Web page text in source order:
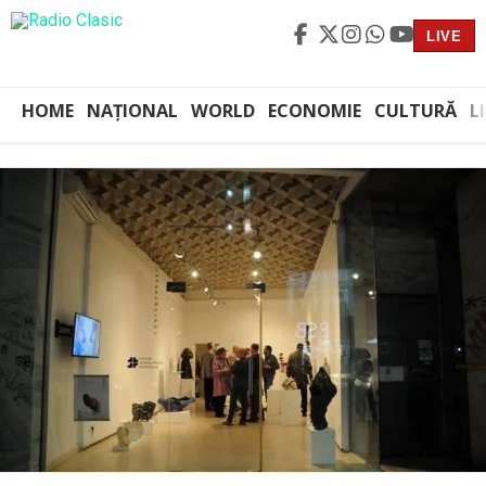
LIVE
HOME NAȚIONAL WORLD ECONOMIE CULTURĂ